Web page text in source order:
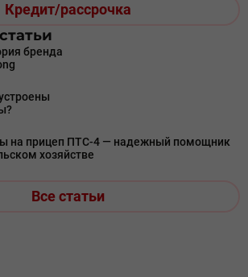
Кредит/рассрочка
бренда
на прицеп ПТС-4 — надежный помощник
хозяйстве
Все статьи